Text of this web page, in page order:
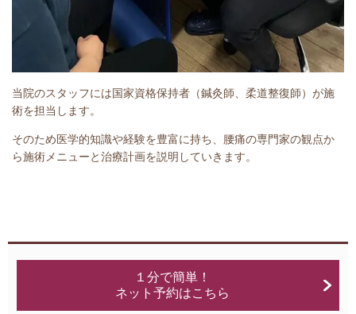
当院のスタッフには国家資格保持者（鍼灸師、柔道整復師）が施
術を担当します。
そのため医学的知識や経験を豊富に持ち、腰痛の専門家の観点か
ら施術メニューと治療計画を説明していきます。
１分で簡単！
ネット予約はこちら